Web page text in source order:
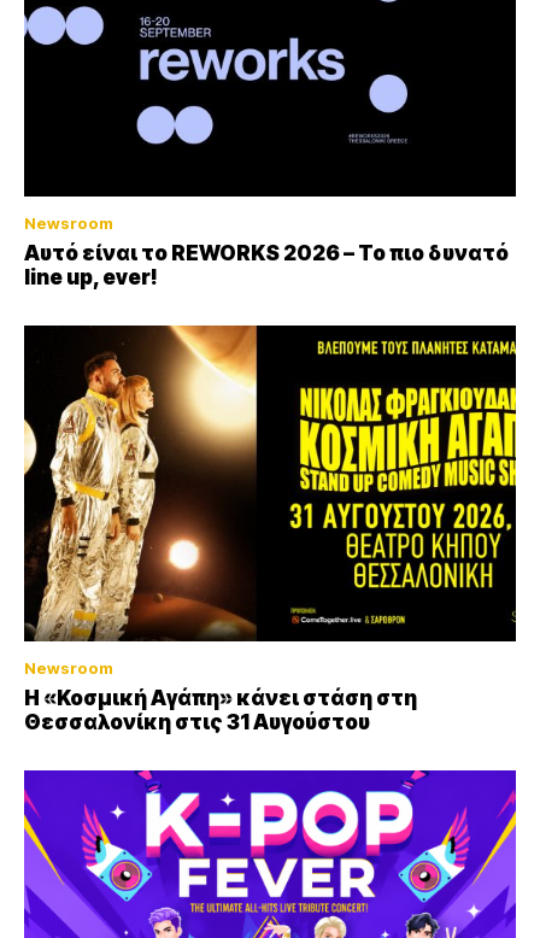
Newsroom
Αυτό είναι το REWORKS 2026 – Το πιο δυνατό
line up, ever!
Newsroom
Η «Κοσμική Αγάπη» κάνει στάση στη
Θεσσαλονίκη στις 31 Αυγούστου